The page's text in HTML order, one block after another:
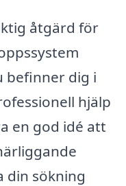
åtgärd för
befinner dig i
hjälp
en god idé att
din sökning